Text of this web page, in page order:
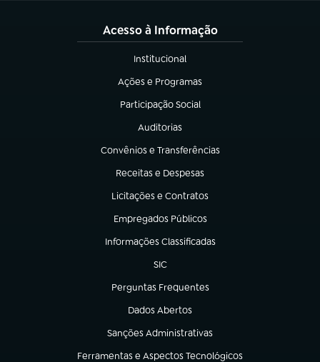
Acesso à Informação
Institucional
(abre em nova aba)
Ações e Programas
(abre em nova aba)
Participação Social
(abre em nova aba)
Auditorias
(abre em nova aba)
Convênios e Transferências
(abre em nova aba)
Receitas e Despesas
(abre em nova aba)
Licitações e Contratos
(abre em nova aba)
Empregados Públicos
(abre em nova aba)
Informações Classificadas
(abre em nova aba)
SIC
(abre em nova aba)
Perguntas Frequentes
(abre em nova aba)
Dados Abertos
(abre em nova aba)
Sanções Administrativas
(abre em nova aba)
Ferramentas e Aspectos Tecnológicos